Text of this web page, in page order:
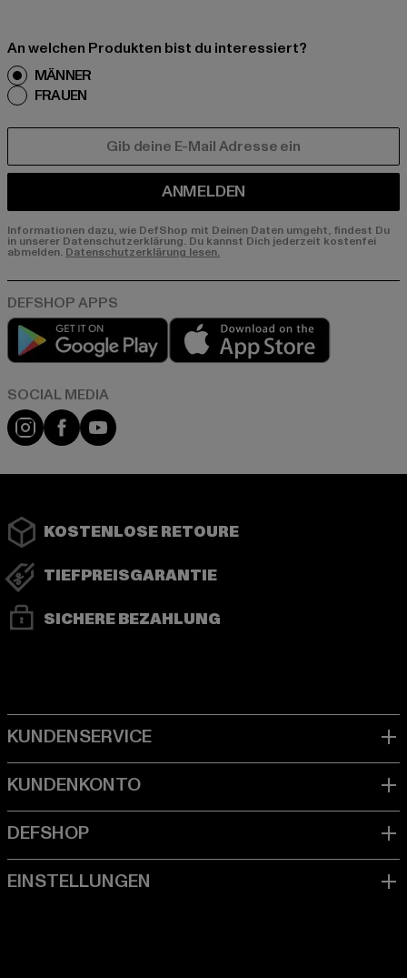
An welchen Produkten bist du interessiert?
MÄNNER
FRAUEN
ANMELDEN
Informationen dazu, wie DefShop mit Deinen Daten umgeht, findest Du
in unserer Datenschutzerklärung. Du kannst Dich jederzeit kostenfei
abmelden. Datenschutzerklärung lesen.
Play market
Instagram
FacebookYouTube
KOSTENLOSE RETOURE
TIEFPREISGARANTIE
SICHERE BEZAHLUNG